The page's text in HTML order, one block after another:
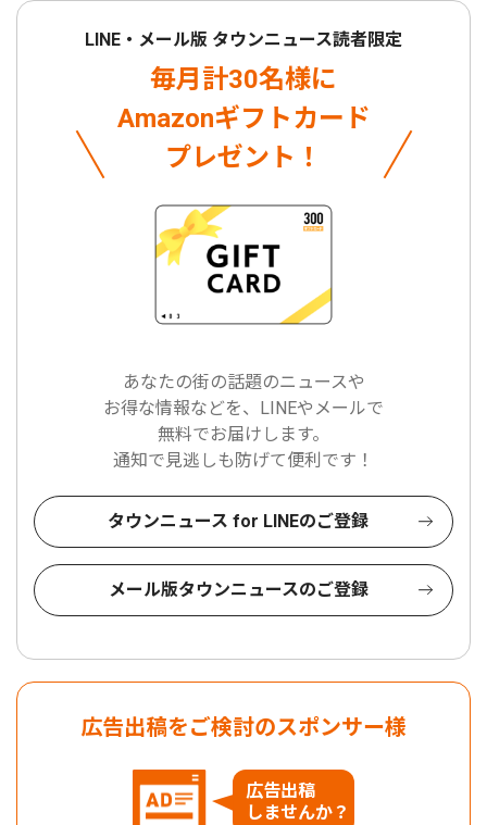
LINE・メール版 タウンニュース読者限定
毎月計30名様に
Amazonギフトカード
プレゼント！
あなたの街の話題のニュースや
お得な情報などを、LINEやメールで
無料でお届けします。
通知で見逃しも防げて便利です！
タウンニュース for LINEのご登録
メール版タウンニュースのご登録
広告出稿をご検討のスポンサー様
広告出稿
しませんか？